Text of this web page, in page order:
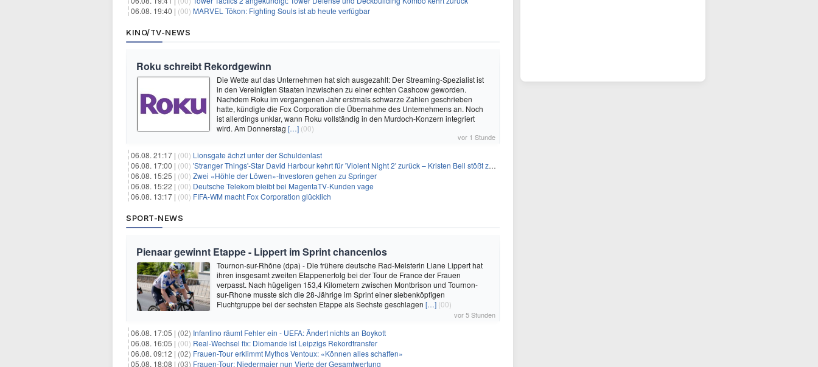
06.08. 19:40 | (00) MARVEL Tōkon: Fighting Souls ist ab heute verfügbar
KINO/TV-NEWS
Roku schreibt Rekordgewinn
Die Wette auf das Unternehmen hat sich ausgezahlt: Der Streaming-Spezialist ist
in den Vereinigten Staaten inzwischen zu einer echten Cashcow geworden.
Nachdem Roku im vergangenen Jahr erstmals schwarze Zahlen geschrieben
hatte, kündigte die Fox Corporation die Übernahme des Unternehmens an. Noch
ist allerdings unklar, wann Roku vollständig in den Murdoch-Konzern integriert
wird. Am Donnerstag […] (00)
vor 1 Stunde
06.08. 21:17 | (00) Lionsgate ächzt unter der Schuldenlast
06.08. 17:00 | (00) 'Stranger Things'-Star David Harbour kehrt für 'Violent Night 2' zurück – Kristen Bell stößt zur Besetzung
06.08. 15:25 | (00) Zwei «Höhle der Löwen»-Investoren gehen zu Springer
06.08. 15:22 | (00) Deutsche Telekom bleibt bei MagentaTV-Kunden vage
06.08. 13:17 | (00) FIFA-WM macht Fox Corporation glücklich
SPORT-NEWS
Pienaar gewinnt Etappe - Lippert im Sprint chancenlos
Tournon-sur-Rhône (dpa) - Die frühere deutsche Rad-Meisterin Liane Lippert hat
ihren insgesamt zweiten Etappenerfolg bei der Tour de France der Frauen
verpasst. Nach hügeligen 153,4 Kilometern zwischen Montbrison und Tournon-
sur-Rhone musste sich die 28-Jährige im Sprint einer siebenköpfigen
Fluchtgruppe bei der sechsten Etappe als Sechste geschlagen […] (00)
vor 5 Stunden
06.08. 17:05 | (02) Infantino räumt Fehler ein - UEFA: Ändert nichts an Boykott
06.08. 16:05 | (00) Real-Wechsel fix: Diomande ist Leipzigs Rekordtransfer
06.08. 09:12 | (02) Frauen-Tour erklimmt Mythos Ventoux: «Können alles schaffen»
05.08. 18:08 | (03) Frauen-Tour: Niedermaier nun Vierte der Gesamtwertung